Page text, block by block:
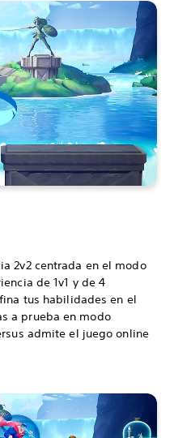
2v2 centrada en el modo
de 1v1 y de 4
tus habilidades en el
a prueba en modo
admite el juego online